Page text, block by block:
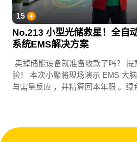
15
No.213 小型光储救星！全自
系统EMS解决方案
卖掉储能设备就准备收款了吗？ 提
验！ 本次小聚将现场演示 EMS 大
与需量反应 ，并精算回本年限 。绿